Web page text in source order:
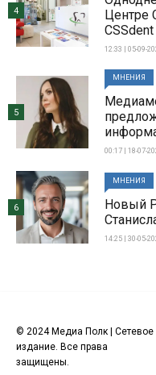
Центре
CSSdent
12:33 | 05-09-
4
МНЕНИЯ
00:17 | 18-07-
5
МНЕНИЯ
Новый
14:25 | 30-05-
6
© 2024 Медиа Полк | Сетевое
издание. Все права
защищены.